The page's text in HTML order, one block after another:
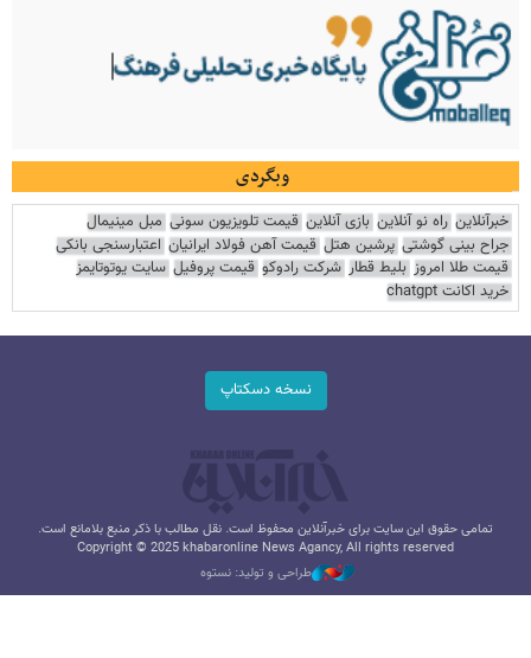
وبگردی
خبرآنلاین راه نو آنلاین بازی آنلاین قیمت تلویزیون سونی مبل مینیمال
جراح بینی گوشتی پرشین هتل قیمت آهن فولاد ایرانیان اعتبارسنجی بانکی
قیمت طلا امروز بلیط قطار شرکت رادوکو قیمت پروفیل سایت یوتوتایمز
خرید اکانت chatgpt
نسخه دسکتاپ
تمامی حقوق این سایت برای خبرآنلاین محفوظ است. نقل مطالب با ذکر منبع بلامانع است.
Copyright © 2025 khabaronline News Agancy, All rights reserved
طراحی و تولید: نستوه